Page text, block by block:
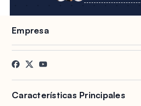
Empresa
Carreras
Testimonios
Afiliados
Características Principales